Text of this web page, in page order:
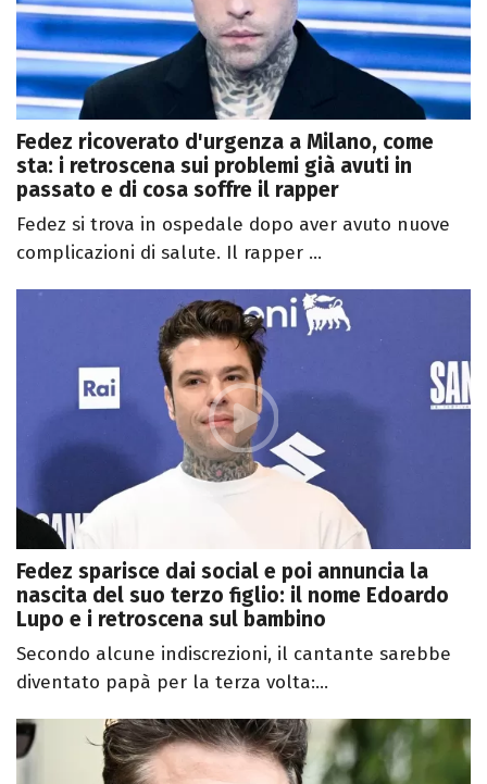
Fedez ricoverato d'urgenza a Milano, come
sta: i retroscena sui problemi già avuti in
passato e di cosa soffre il rapper
Fedez si trova in ospedale dopo aver avuto nuove
complicazioni di salute. Il rapper ...
Fedez sparisce dai social e poi annuncia la
nascita del suo terzo figlio: il nome Edoardo
Lupo e i retroscena sul bambino
Secondo alcune indiscrezioni, il cantante sarebbe
diventato papà per la terza volta:...